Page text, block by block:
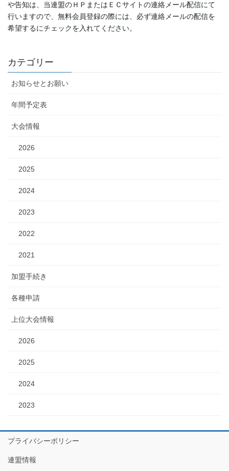
や告知は、当連盟のＨＰまたはＥＣサイトの連絡メール配信にて
行いますので、無料会員登録の際には、必ず連絡メールの配信を
希望するにチェックを入れてください。
カテゴリー
お知らせとお願い
年間予定表
大会情報
2026
2025
2024
2023
2022
2021
加盟手続き
各種申請
上位大会情報
2026
2025
2024
2023
プライバシーポリシー
連盟情報